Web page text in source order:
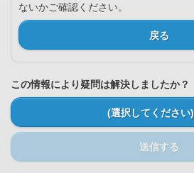
ないかご確認ください。
戻る
この情報により疑問は解決しましたか？
(選択してください)
送信する